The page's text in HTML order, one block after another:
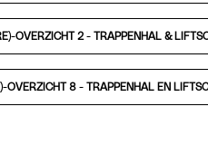
OVERZICHT 2 - TRAPPENHAL &
8 - TRAPPENHAL EN